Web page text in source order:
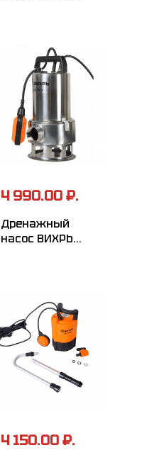
4 990.00 ₽.
Дренажный
насос ВИХРЬ
4 150.00 ₽.